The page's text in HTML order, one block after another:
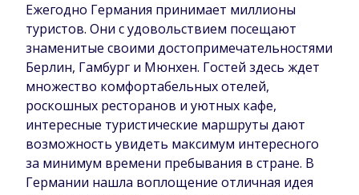
Ежегодно Германия принимает миллионы
туристов. Они с удовольствием посещают
знаменитые своими достопримечательностями
Берлин, Гамбург и Мюнхен. Гостей здесь ждет
множество комфортабельных отелей,
роскошных ресторанов и уютных кафе,
интересные туристические маршруты дают
возможность увидеть максимум интересного
за минимум времени пребывания в стране. В
Германии нашла воплощение отличная идея